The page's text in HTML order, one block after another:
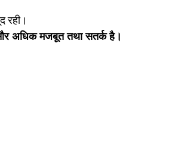
रही।
अधिक मजबूत तथा सतर्क है।